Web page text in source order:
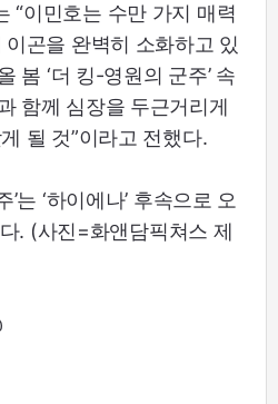
“이민호는 수만 가지 매력
곤을 완벽히 소화하고 있
봄 ‘더 킹-영원의 군주’ 속
함께 심장을 두근거리게
될 것”이라고 전했다.
는 ‘하이에나’ 후속으로 오
. (사진=화앤담픽쳐스 제